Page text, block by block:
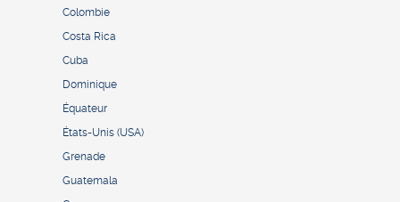
Colombie
Costa Rica
Cuba
Dominique
Équateur
États-Unis (USA)
Grenade
Guatemala